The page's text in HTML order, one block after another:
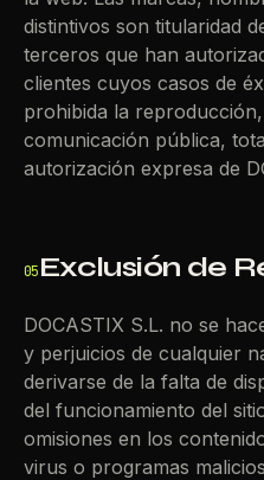
distintivos son titularidad
terceros que han
clientes cuyos casos de
prohibida la
comunicación pública,
autorización expresa de
05Exclusión de
DOCASTIX S.L. no se
y perjuicios de cualquier
derivarse de la falta de
del funcionamiento del
omisiones en los
virus o programas